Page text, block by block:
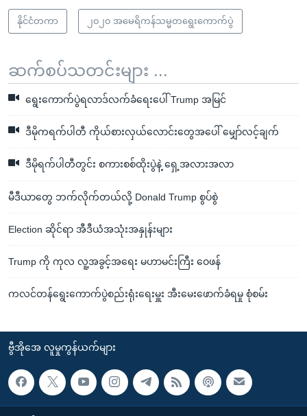
နိုင်ငံတကာ ၂၀၂၀ အမေရိကန်သမ္မတရွေးကောက်ပွဲ
ဆက်စပ်သတင်းများ ...
ရွေးကောက်ပွဲရလာဒ်လက်ခံရေးပေါ် Trump အမြင်
ဒီမိုကရက်ပါတီ ကိုယ်စားလှယ်လောင်းတွေအပေါ် မျှော်လင့်ချက်
ဒီမိုရက်ပါတီတွင်း စကားစစ်ထိုးပွဲနဲ့ ရှေ့အလားအလာ
မီဒီယာတွေ ဘက်လိုက်တယ်လို့ Donald Trump စွပ်စွဲ
Election ဆိုင်ရာ အီဒီယံအသုံးအနှုန်းများ
Trump ကို ကုလ လူ့အခွင့်အရေး မဟာမင်းကြီး ဝေဖန်
ကလင်တန်ရွေးကောက်ပွဲစည်းရုံးရေးမှူး အီးမေးဖောက်ခံရမှု စုံစမ်း
ဗွီအိုအေ လူမှုကွန်ယက်များ